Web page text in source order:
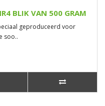
BLIK VAN 500 GRAM
geproduceerd voor
soo..